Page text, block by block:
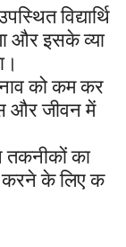
विद्यार्थि
औरइसकेव्या
कोकमकर
औरजीवनमें
तकनीकोंका
करनेकेलिएक